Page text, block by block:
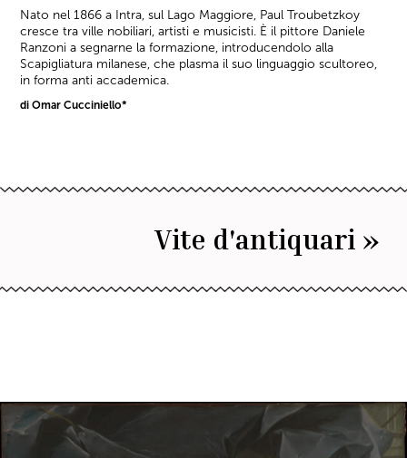
Nato nel 1866 a Intra, sul Lago Maggiore, Paul Troubetzkoy
cresce tra ville nobiliari, artisti e musicisti. È il pittore Daniele
Ranzoni a segnarne la formazione, introducendolo alla
Scapigliatura milanese, che plasma il suo linguaggio scultoreo,
in forma anti accademica.
di Omar Cucciniello*
Vite d'antiquari »